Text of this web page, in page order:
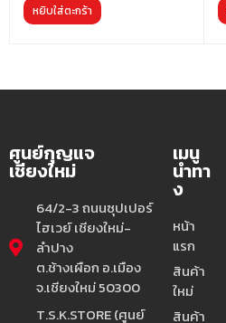
หยิบใส่ตะกร้า
ศูนย์กุญแจ
เชียงใหม่
64/2-3 ถนนซุปเปอร์
ไฮเวย์ เชียงใหม่-
ลำปาง
ต.ช้างเผือก อ.เมือง
จ.เชียงใหม่ 50300
T.S.K.STORE (ศูนย์
เมนู
นำทา
ง
หน้า
แรก
สินค้า
ใหม่
สินค้า